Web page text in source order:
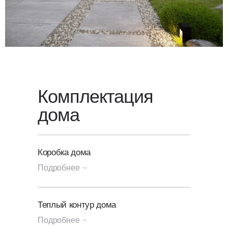
звонок — мы свяжемся с вами
в ближайшее время.
Комплектация
дома
Коробка дома
Подробнее
Генплан участка
Посадка и разметка дома
Теплый контур дома
Подробнее